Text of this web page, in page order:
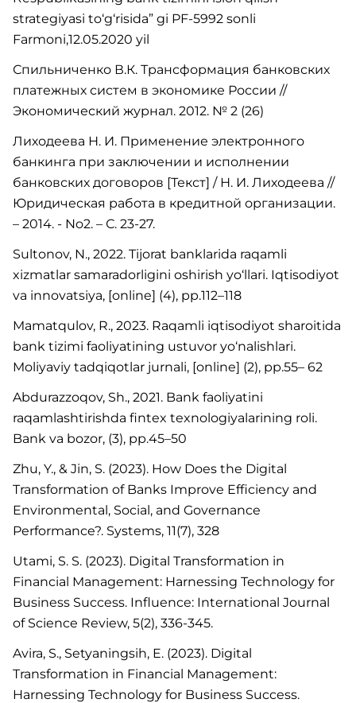
strategiyasi to‘g‘risida” gi PF-5992 sonli
Farmoni,12.05.2020 yil
Спильниченко В.К. Трансформация банковских
платежных систем в экономике России //
Экономический журнал. 2012. № 2 (26)
Лиходеева Н. И. Применение электронного
банкинга при заключении и исполнении
банковских договоров [Текст] / Н. И. Лиходеева //
Юридическая работа в кредитной организации.
– 2014. - No2. – С. 23-27.
Sultonov, N., 2022. Tijorat banklarida raqamli
xizmatlar samaradorligini oshirish yo‘llari. Iqtisodiyot
va innovatsiya, [online] (4), pp.112–118
Mamatqulov, R., 2023. Raqamli iqtisodiyot sharoitida
bank tizimi faoliyatining ustuvor yo‘nalishlari.
Moliyaviy tadqiqotlar jurnali, [online] (2), pp.55– 62
Abdurazzoqov, Sh., 2021. Bank faoliyatini
raqamlashtirishda fintex texnologiyalarining roli.
Bank va bozor, (3), pp.45–50
Zhu, Y., & Jin, S. (2023). How Does the Digital
Transformation of Banks Improve Efficiency and
Environmental, Social, and Governance
Performance?. Systems, 11(7), 328
Utami, S. S. (2023). Digital Transformation in
Financial Management: Harnessing Technology for
Business Success. Influence: International Journal
of Science Review, 5(2), 336-345.
Avira, S., Setyaningsih, E. (2023). Digital
Transformation in Financial Management:
Harnessing Technology for Business Success.